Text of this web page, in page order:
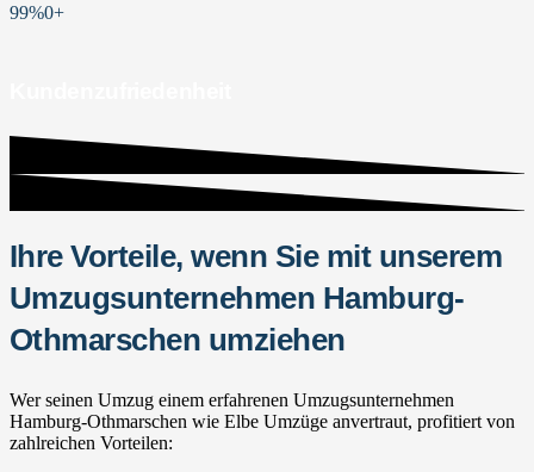
99%0+
Ihre Vorteile, wenn Sie mit unserem
Umzugsunternehmen Hamburg-
Othmarschen umziehen
Wer seinen Umzug einem erfahrenen Umzugsunternehmen
Hamburg-Othmarschen wie Elbe Umzüge anvertraut, profitiert von
zahlreichen Vorteilen: